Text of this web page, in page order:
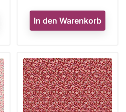
In den Warenkorb